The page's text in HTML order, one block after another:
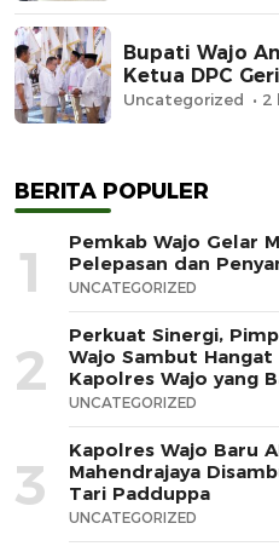
Bupati Wajo
Ketua DPC
Uncategorized 2
BERITA POPULER
1
Pemkab Wajo Gelar
Pelepasan dan
UNCATEGORIZED
2
Perkuat Sinergi,
Wajo Sambut
Kapolres Wajo yang
UNCATEGORIZED
3
Kapolres Wajo Baru
Mahendrajaya
Tari Padduppa
UNCATEGORIZED